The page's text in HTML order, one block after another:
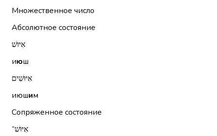
Множественное число
Абсолютное состояние
אִיּוּשׁ
июш
אִיּוּשִׁים
июшим
Сопряженное состояние
אִיּוּשׁ־